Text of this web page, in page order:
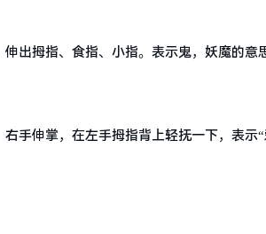
出拇指、食指、小指。表示鬼，妖魔的意
手伸掌，在左手拇指背上轻抚一下，表示